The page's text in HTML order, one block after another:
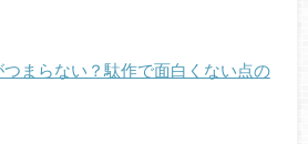
まらない？駄作で面白くない点の